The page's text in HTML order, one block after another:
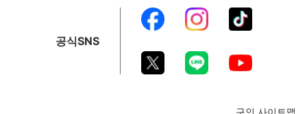
공식SNS